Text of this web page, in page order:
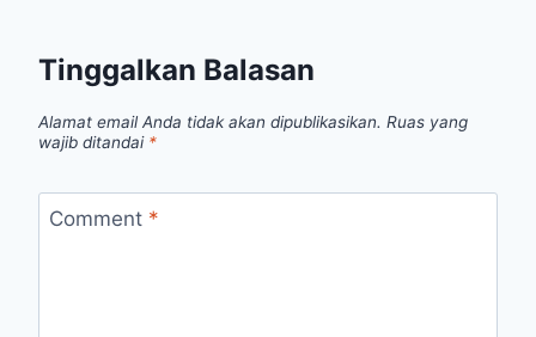
Tinggalkan Balasan
Alamat email Anda tidak akan dipublikasikan. Ruas yang
wajib ditandai *
Comment *